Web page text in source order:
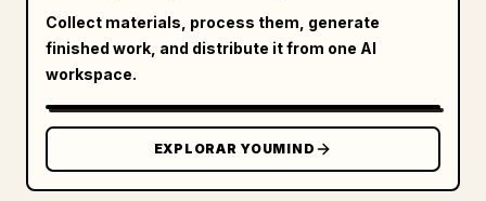
Collect materials, process them, generate
finished work, and distribute it from one AI
workspace.
EXPLORAR YOUMIND